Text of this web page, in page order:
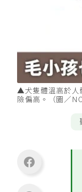
▲犬隻體溫高於人
險偏高。（圖／